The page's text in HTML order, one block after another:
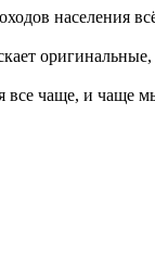
населения
все чаще, и чаще